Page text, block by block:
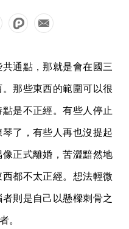
通點，那就是會在國三
那些東西的範圍可以很
是不正經。有些人停止
了，有些人再也沒提起
正式離婚，苦澀黯然地
都不太正經。想法輕微
則是自己以懸樑刺骨之
。